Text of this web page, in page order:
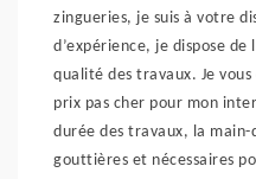
zingueries, je suis à votre
d’expérience, je dispose
qualité des travaux. Je
prix pas cher pour mon
durée des travaux, la main-
gouttières et nécessaires